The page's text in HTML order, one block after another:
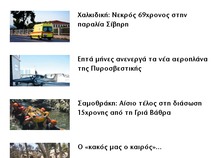
Χαλκιδική: Νεκρός 69χρονος στην
παραλία Σίβηρη
Επτά μήνες ανενεργά τα νέα αεροπλάνα
της Πυροσβεστικής
Σαμοθράκη: Αίσιο τέλος στη διάσωση
15χρονης από τη Γριά Βάθρα
Ο «κακός μας ο καιρός»…